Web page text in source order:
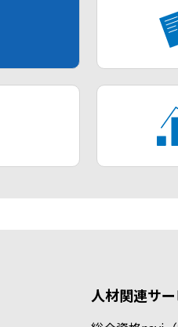
人材関連サ